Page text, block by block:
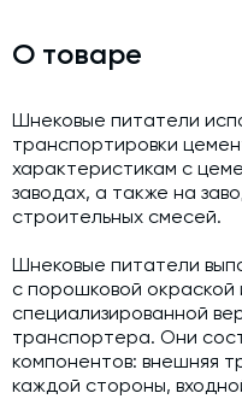
О товаре
Шнековые питатели
транспортировки
характеристикам с
заводах, а также на
строительных смесей.
Шнековые питатели
с порошковой окраской
специализированной
транспортера. Они
компонентов: внешняя
каждой стороны,